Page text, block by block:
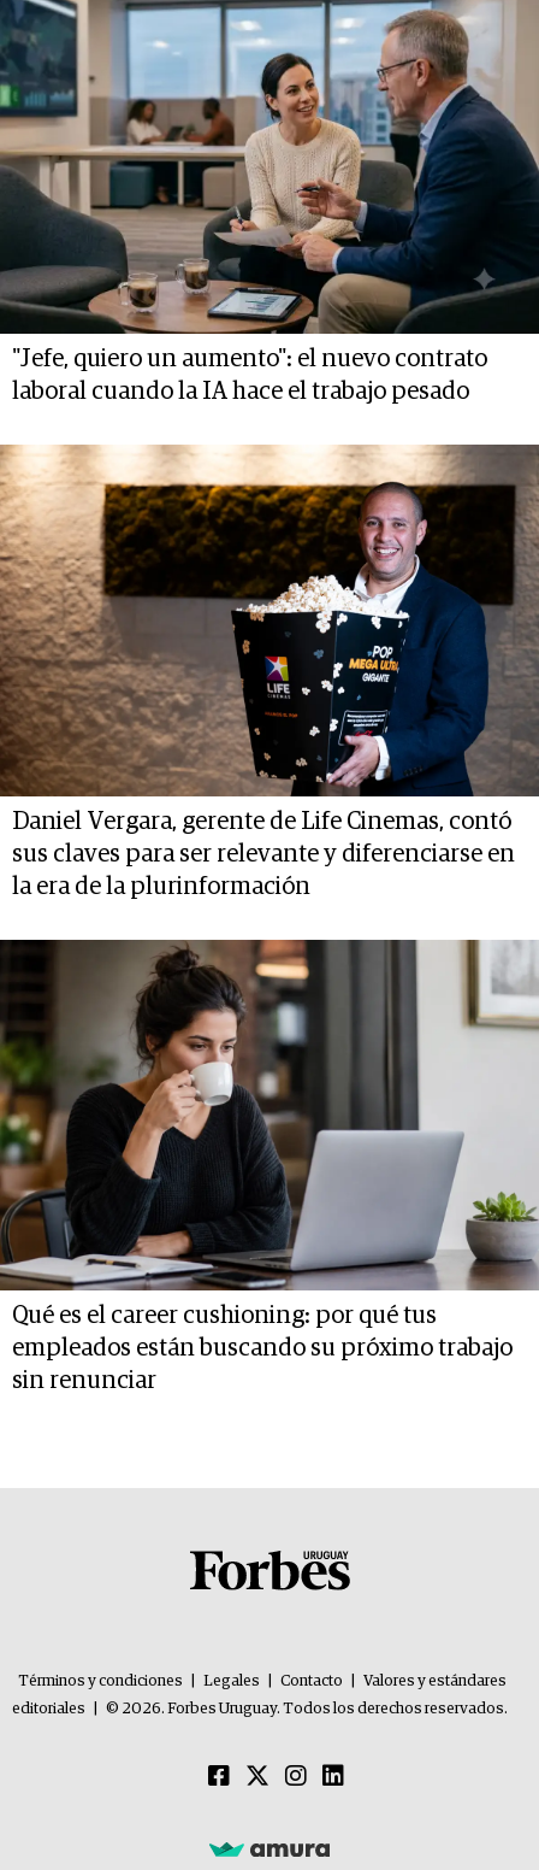
"Jefe, quiero un aumento": el nuevo contrato
laboral cuando la IA hace el trabajo pesado
Daniel Vergara, gerente de Life Cinemas, contó
sus claves para ser relevante y diferenciarse en
la era de la plurinformación
Qué es el career cushioning: por qué tus
empleados están buscando su próximo trabajo
sin renunciar
Términos y condiciones Legales Contacto
Valores y estándares
editoriales
© 2026. Forbes Uruguay. Todos los derechos reservados.